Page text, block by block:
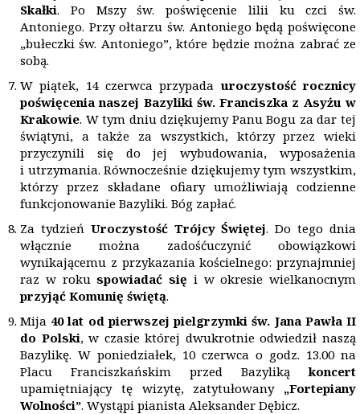
Skałki. Po Mszy św. poświęcenie lilii ku czci św.
Antoniego. Przy ołtarzu św. Antoniego będą poświęcone
„bułeczki św. Antoniego”, które będzie można zabrać ze
sobą.
W piątek, 14 czerwca przypada uroczystość rocznicy
poświęcenia naszej Bazyliki św. Franciszka z Asyżu w
Krakowie. W tym dniu dziękujemy Panu Bogu za dar tej
świątyni, a także za wszystkich, którzy przez wieki
przyczynili się do jej wybudowania, wyposażenia
i utrzymania. Równocześnie dziękujemy tym wszystkim,
którzy przez składane ofiary umożliwiają codzienne
funkcjonowanie Bazyliki. Bóg zapłać.
Za tydzień Uroczystość Trójcy Świętej. Do tego dnia
włącznie można zadośćuczynić obowiązkowi
wynikającemu z przykazania kościelnego: przynajmniej
raz w rokuspowiadać się i w okresie wielkanocnym
przyjąć Komunię świętą.
Mija 40 lat od pierwszej pielgrzymki św. Jana Pawła II
do Polski, w czasie której dwukrotnie odwiedził naszą
Bazylikę. W poniedziałek, 10 czerwca o godz. 13.00 na
Placu Franciszkańskim przed Bazylikąkoncert
upamiętniający tę wizytę, zatytułowany „Fortepiany
Wolności”. Wystąpi pianista Aleksander Dębicz.